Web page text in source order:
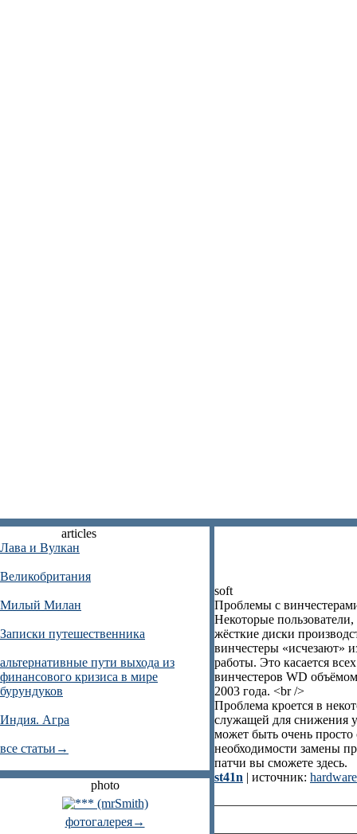
articles
Лава и Вулкан
Великобритания
Милый Милан
Записки путешественника
альтернативные пути выхода из
финансового кризиса в мире
бурундуков
Индия. Агра
все статьи→
photo
фотогалерея→
soft
Проблемы с
Некоторые
жёсткие диски
винчестеры «исчезают»
работы. Это касается
винчестеров WD
2003 года. <br />
Проблема кроется в
служащей для снижения
может быть очень
необходимости замены
патчи вы сможете здесь.
st41n | источник: